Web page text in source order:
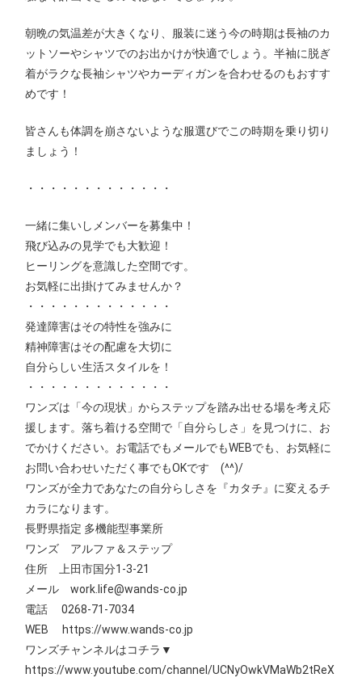
朝晩の気温差が大きくなり、服装に迷う今の時期は長袖のカ
ットソーやシャツでのお出かけが快適でしょう。半袖に脱ぎ
着がラクな長袖シャツやカーディガンを合わせるのもおすす
めです！
皆さんも体調を崩さないような服選びでこの時期を乗り切り
ましょう！
・・・・・・・・・・・・・
一緒に集いしメンバーを募集中！
飛び込みの見学でも大歓迎！
ヒーリングを意識した空間です。
お気軽に出掛けてみませんか？
・・・・・・・・・・・・・
発達障害はその特性を強みに
精神障害はその配慮を大切に
自分らしい生活スタイルを！
・・・・・・・・・・・・・
ワンズは「今の現状」からステップを踏み出せる場を考え応
援します。落ち着ける空間で「自分らしさ」を見つけに、お
でかけください。お電話でもメールでもWEBでも、お気軽に
お問い合わせいただく事でもOKです (^^)/
ワンズが全力であなたの自分らしさを『カタチ』に変えるチ
カラになります。
長野県指定 多機能型事業所
ワンズ アルファ＆ステップ
住所 上田市国分1‐3‐21
メール work.life@wands-co.jp
電話 0268-71-7034
WEB https://www.wands-co.jp
ワンズチャンネルはコチラ▼
https://www.youtube.com/channel/UCNyOwkVMaWb2tReX